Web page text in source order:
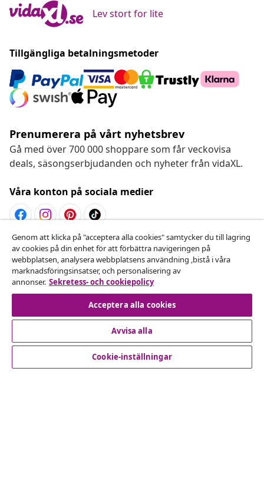
Lev stort for lite
Tillgängliga betalningsmetoder
Prenumerera på vårt nyhetsbrev
Gå med över 700 000 shoppare som får veckovisa
deals, säsongserbjudanden och nyheter från vidaXL.
Våra konton på sociala medier
Avbryta avtalet
Skicka in en begäran om uttag för din beställning.
Avbryta avtalet
Kundservice
Genom att klicka på "acceptera alla cookies" samtycker du till lagring
av cookies på din enhet för att förbättra navigeringen på
webbplatsen, analysera webbplatsens användning ,bistå i våra
marknadsföringsinsatser, och personalisering av
annonser. Sekretess- och cookiepolicy
Acceptera alla cookies
Avvisa alla
Cookie-inställningar